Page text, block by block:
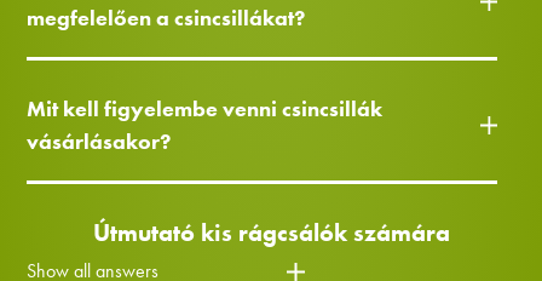
megfelelően a csincsillákat?
Mit kell figyelembe venni csincsillák
vásárlásakor?
Útmutató kis rágcsálók számára
Show all answers